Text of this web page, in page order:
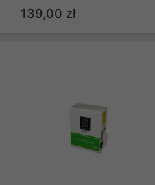
139,00 zł